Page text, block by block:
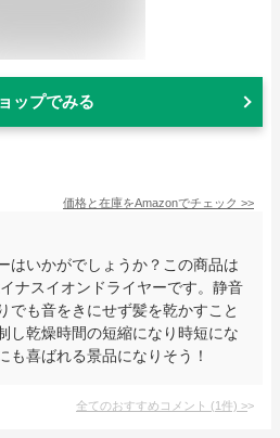
ップでみる
価格と在庫をAmazonでチェック >>
はいかがでしょうか？この商品は
ナスイオンドライヤーです。静音
でも音をきにせず髪を乾かすこと
し乾燥時間の短縮になり時短にな
も喜ばれる景品になりそう！
全てのおすすめコメント (1件) >